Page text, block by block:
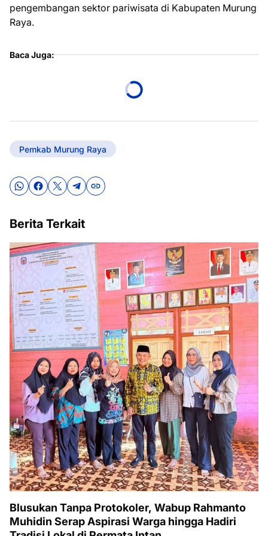
pengembangan sektor pariwisata di Kabupaten Murung
Raya.
Baca Juga:
Pemkab Murung Raya
Berita Terkait
Blusukan Tanpa Protokoler, Wabup Rahmanto
Muhidin Serap Aspirasi Warga hingga Hadiri